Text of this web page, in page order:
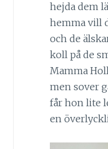
hejda dem
hemma vill
och de
koll på de
Mamma
men sover
får hon lite
en